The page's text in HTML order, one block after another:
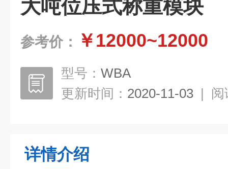
大吨位压式称重模块
参考价： ￥12000~12000
型号： WBA
更新时间： 2020-11-03 | 阅
详情介绍